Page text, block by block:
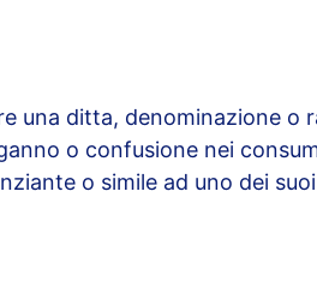
una ditta, denominazione
o confusione nei
o simile ad uno dei